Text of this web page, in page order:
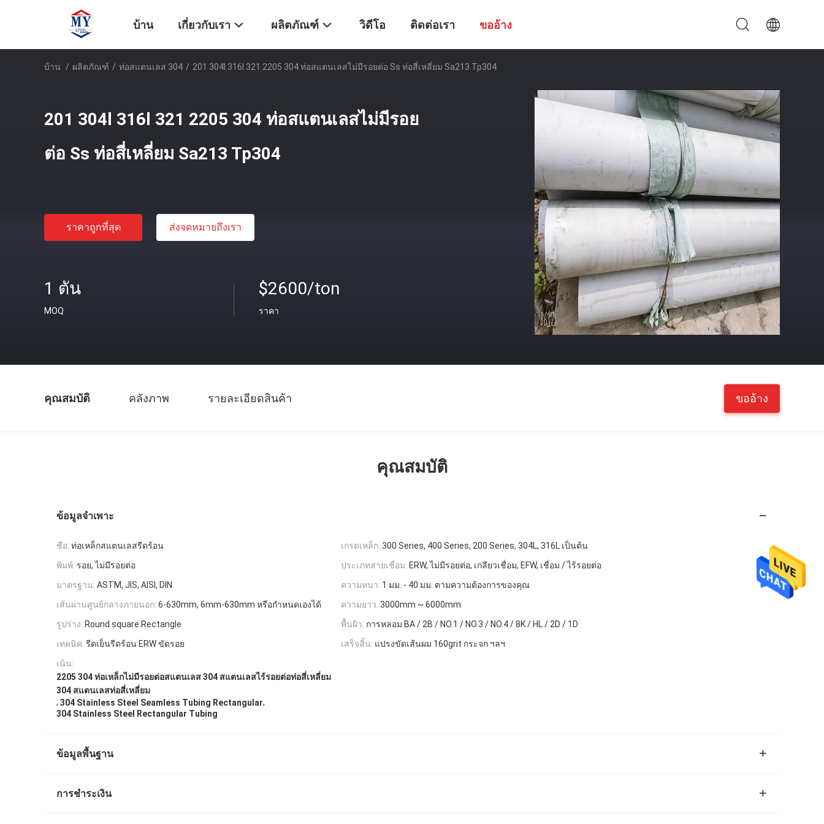
บ้าน เกี่ยวกับเรา ผลิตภัณฑ์ วิดีโอ ติดต่อเรา ขออ้าง
บ้าน / ผลิตภัณฑ์ / ท่อสแตนเลส 304 / 201 304l 316l 321 2205 304 ท่อสแตนเลสไม่มีรอยต่อ Ss ท่อสี่เหลี่ยม Sa213 Tp304
201 304l 316l 321 2205 304 ท่อสแตนเลสไม่มีรอย
ต่อ Ss ท่อสี่เหลี่ยม Sa213 Tp304
ราคาถูกที่สุด ส่งจดหมายถึงเรา
1 ตัน
MOQ
$2600/ton
ราคา
คุณสมบัติ คลังภาพ รายละเอียดสินค้า ขออ้าง
คุณสมบัติ
ข้อมูลจำเพาะ
ชื่อ: ท่อเหล็กสแตนเลสรีดร้อน เกรดเหล็ก: 300 Series, 400 Series, 200 Series, 304L, 316L เป็นต้น
พิมพ์: รอย, ไม่มีรอยต่อ ประเภทสายเชื่อม: ERW, ไม่มีรอยต่อ, เกลียวเชื่อม, EFW, เชื่อม / ไร้รอยต่อ
มาตรฐาน: ASTM, JIS, AISI, DIN ความหนา: 1 มม. - 40 มม. ตามความต้องการของคุณ
เส้นผ่านศูนย์กลางภายนอก: 6-630mm, 6mm-630mm หรือกำหนดเองได้ ความยาว: 3000mm ~ 6000mm
รูปร่าง: Round.square.Rectangle พื้นผิว: การหลอม BA / 2B / NO.1 / NO.3 / NO.4 / 8K / HL / 2D / 1D
เทคนิค: รีดเย็นรีดร้อน ERW ขัดรอย เสร็จสิ้น: แปรงขัดเส้นผม 160grit กระจก ฯลฯ
เน้น:
2205 304 ท่อเหล็กไม่มีรอยต่อสแตนเลส 304 สแตนเลสไร้รอยต่อท่อสี่เหลี่ยม
304 สแตนเลสท่อสี่เหลี่ยม
, 304 Stainless Steel Seamless Tubing Rectangular,
304 Stainless Steel Rectangular Tubing
ข้อมูลพื้นฐาน
การชำระเงิน